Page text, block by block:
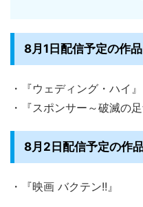
8月1日配信予定の作品
・『ウェディング・ハイ
・『スポンサー～破滅の足
8月2日配信予定の作
・『映画 バクテン!!』